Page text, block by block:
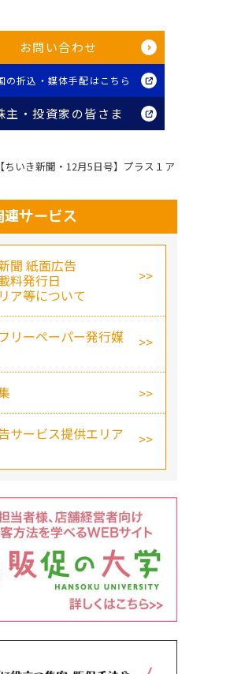
お問い合わせ
の折込・媒体手配はこちら
主・投資家の皆さま
【ちいき新聞・12月5日号】 プラス１ア
連サービス
聞 紙面広告
料発行日
ア等について
リーペーパー発行媒
サービス提供エリア